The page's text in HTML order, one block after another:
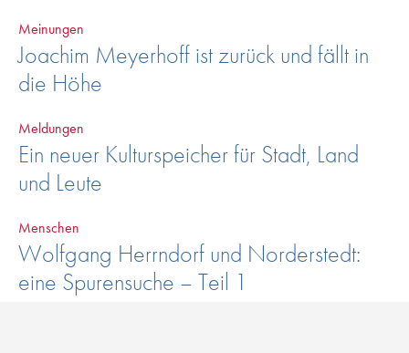
Meinungen
Joachim Meyerhoff ist zurück und fällt in
die Höhe
Meldungen
Ein neuer Kulturspeicher für Stadt, Land
und Leute
Menschen
Wolfgang Herrndorf und Norderstedt:
eine Spurensuche – Teil 1